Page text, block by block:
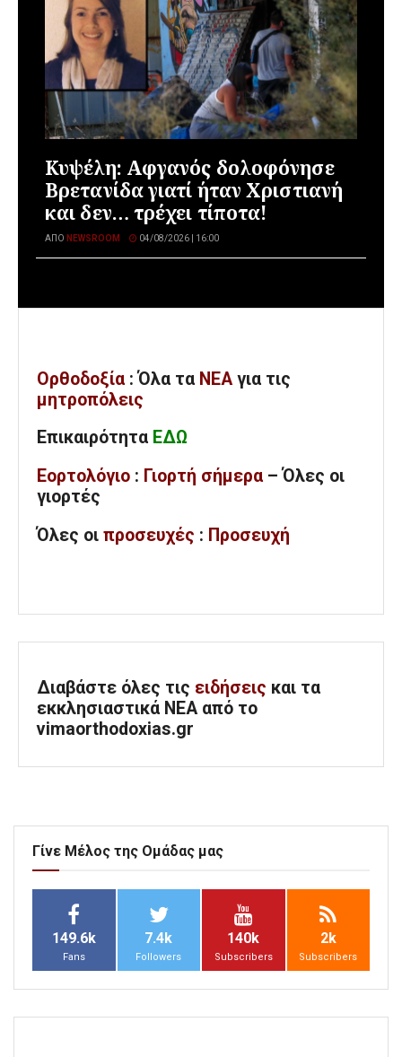
Κυψέλη: Αφγανός δολοφόνησε
Βρετανίδα γιατί ήταν Χριστιανή
και δεν… τρέχει τίποτα!
ΑΠΌ NEWSROOM 04/08/2026 | 16:00
Ορθοδοξία : Όλα τα ΝΕΑ για τις
μητροπόλεις
Επικαιρότητα ΕΔΩ
Εορτολόγιο : Γιορτή σήμερα – Όλες οι
γιορτές
Όλες οι προσευχές : Προσευχή
Διαβάστε όλες τις ειδήσεις και τα
εκκλησιαστικά ΝΕΑ από το
vimaorthodoxias.gr
Γίνε Μέλος της Ομάδας μας
149.6k
Fans
7.4k
Followers
140k
Subscribers
2k
Subscribers